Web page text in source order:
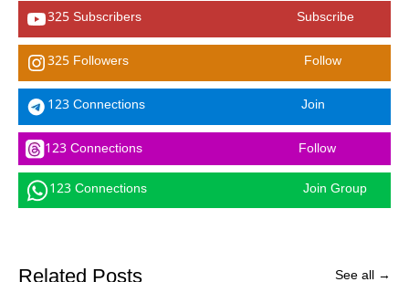
325 Subscribers Subscribe
325 Followers Follow
123 Connections Join
123 Connections Follow
123 Connections Join Group
See all →